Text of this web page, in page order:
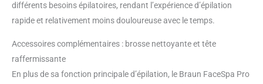
différents besoins épilatoires, rendant l’expérience d’épilation
rapide et relativement moins douloureuse avec le temps.
Accessoires complémentaires : brosse nettoyante et tête
raffermissante
En plus de sa fonction principale d’épilation, le Braun FaceSpa Pro